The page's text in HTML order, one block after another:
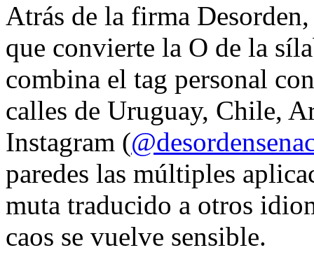
Atrás de la firma
que convierte la O de la
combina el tag personal
calles de Uruguay, Chile,
Instagram (
paredes las múltiples
muta traducido a otros
caos se vuelve sensible.